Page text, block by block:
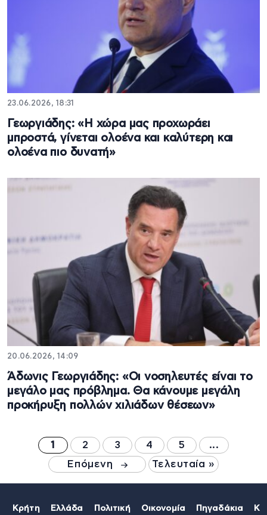
23.06.2026, 18:31
Γεωργιάδης: «Η χώρα μας προχωράει
μπροστά, γίνεται ολοένα και καλύτερη και
ολοένα πιο δυνατή»
20.06.2026, 14:09
Άδωνις Γεωργιάδης: «Οι νοσηλευτές είναι το
μεγάλο μας πρόβλημα. Θα κάνουμε μεγάλη
προκήρυξη πολλών χιλιάδων θέσεων»
1 2 3 4 5
...
Επόμενη
Τελευταία »
Κρήτη Ελλάδα Πολιτική Οικονομία Πηγαδάκια